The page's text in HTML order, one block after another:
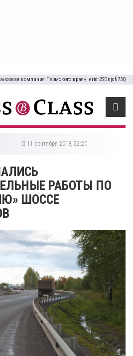
компания Пермского края», erid:2SDnjcfi73Q
11 сентября 2018, 22:20
РАБОТЫ ПО
ШОССЕ